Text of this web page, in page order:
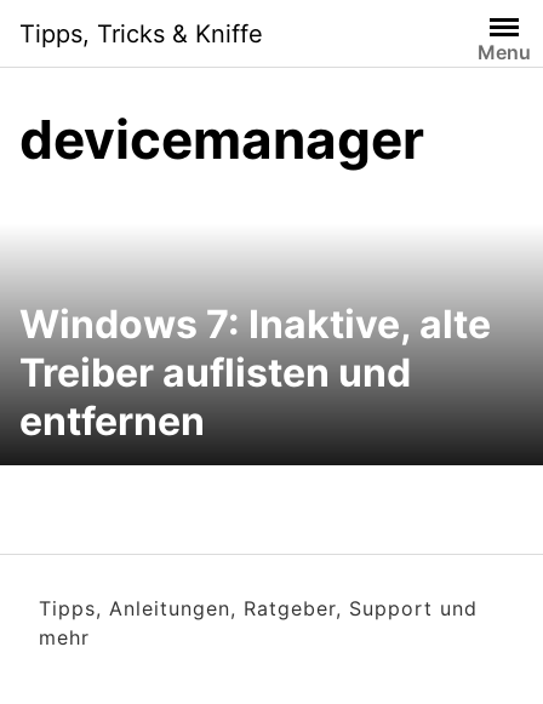
content
Tipps, Tricks & Kniffe
Menu
devicemanager
Windows 7: Inaktive, alte
Treiber auflisten und
entfernen
Tipps, Anleitungen, Ratgeber, Support und
mehr